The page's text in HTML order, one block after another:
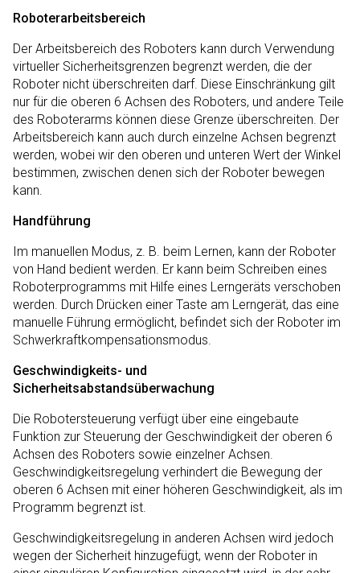
Roboterarbeitsbereich
Der Arbeitsbereich des Roboters kann durch Verwendung
virtueller Sicherheitsgrenzen begrenzt werden, die der
Roboter nicht überschreiten darf. Diese Einschränkung gilt
nur für die oberen 6 Achsen des Roboters, und andere Teile
des Roboterarms können diese Grenze überschreiten. Der
Arbeitsbereich kann auch durch einzelne Achsen begrenzt
werden, wobei wir den oberen und unteren Wert der Winkel
bestimmen, zwischen denen sich der Roboter bewegen
kann.
Handführung
Im manuellen Modus, z. B. beim Lernen, kann der Roboter
von Hand bedient werden. Er kann beim Schreiben eines
Roboterprogramms mit Hilfe eines Lerngeräts verschoben
werden. Durch Drücken einer Taste am Lerngerät, das eine
manuelle Führung ermöglicht, befindet sich der Roboter im
Schwerkraftkompensationsmodus.
Geschwindigkeits- und
Sicherheitsabstandsüberwachung
Die Robotersteuerung verfügt über eine eingebaute
Funktion zur Steuerung der Geschwindigkeit der oberen 6
Achsen des Roboters sowie einzelner Achsen.
Geschwindigkeitsregelung verhindert die Bewegung der
oberen 6 Achsen mit einer höheren Geschwindigkeit, als im
Programm begrenzt ist.
Geschwindigkeitsregelung in anderen Achsen wird jedoch
wegen der Sicherheit hinzugefügt, wenn der Roboter in